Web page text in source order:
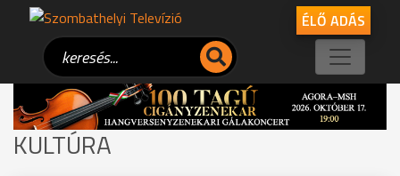
ÉLŐ ADÁS
KULTÚRA